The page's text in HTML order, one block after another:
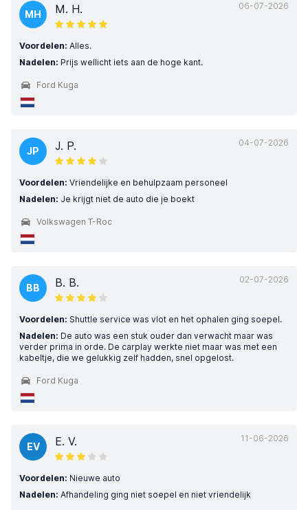
06-07-2026
MH M. H.
Voordelen: Alles.
Nadelen: Prijs wellicht iets aan de hoge kant.
Ford Kuga
04-07-2026
JP J. P.
Voordelen: Vriendelijke en behulpzaam personeel
Nadelen: Je krijgt niet de auto die je boekt
Volkswagen T-Roc
02-07-2026
BB B. B.
Voordelen: Shuttle service was vlot en het ophalen ging soepel.
Nadelen: De auto was een stuk ouder dan verwacht maar was
verder prima in orde. De carplay werkte niet maar was met een
kabeltje, die we gelukkig zelf hadden, snel opgelost.
Ford Kuga
11-06-2026
EV E. V.
Voordelen: Nieuwe auto
Nadelen: Afhandeling ging niet soepel en niet vriendelijk